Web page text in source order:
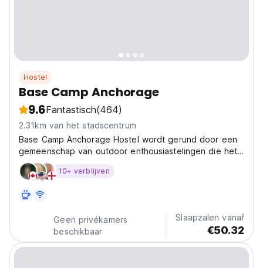
Hostel
Base Camp Anchorage
9.6Fantastisch(464)
2.31km van het stadscentrum
Base Camp Anchorage Hostel wordt gerund door een
gemeenschap van outdoor enthousiastelingen die het
leuk vinden om een gastvrije sfeer te creëren.
10+ verblijven
Geen privékamers
beschikbaar
Slaapzalen vanaf
€50.32